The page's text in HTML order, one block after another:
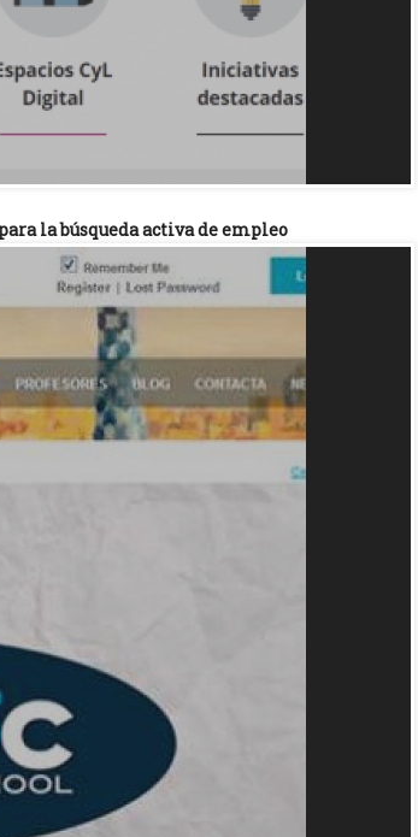
la búsqueda activa de empleo